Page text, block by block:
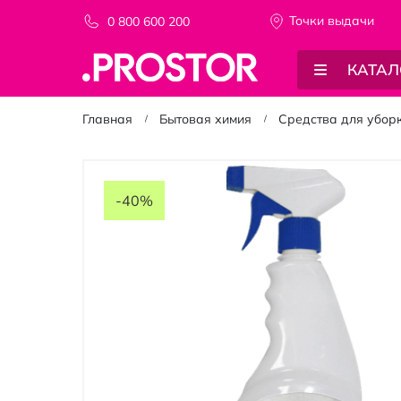
0 800 600 200 Точки выдачи
Главная Бытовая химия Средства для
перейти-40%